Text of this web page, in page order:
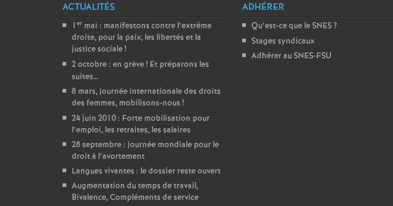
e
ACTUALITÉS
1 er mai : manifestons contre l’extrême
droite, pour la paix, les libertés et la
justice sociale!
2 octobre : en grève! Et préparons les
suites…
8 mars, journée internationale des droits
des femmes, mobilisons-nous !
24 juin 2010 : Forte mobilisation pour
l’emploi, les retraites, les salaires
28 septembre : journée mondiale pour le
droit à l’avortement
Langues vivantes : le dossier reste ouvert
Augmentation du temps de travail,
Bivalence, Compléments de service
ADHÉRER
Qu’est-ce que le SNES?
Stages syndicaux
Adhérer au SNES-FSU